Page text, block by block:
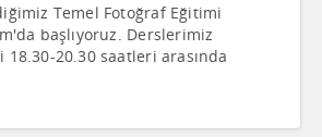
Temel Fotoğraf Eğitimi
başlıyoruz. Derslerimiz
20.30 saatleri arasında